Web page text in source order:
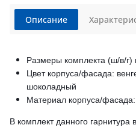
Описание
Размеры комплекта (ш/в/
Цвет корпуса/фасада:
шоколадный
Материал корпуса/
В комплект данного гарнитура